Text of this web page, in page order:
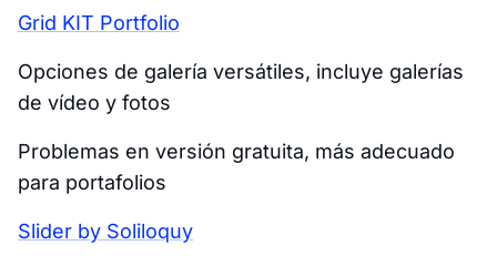
Grid KIT Portfolio
Opciones de galería versátiles, incluye galerías
de vídeo y fotos
Problemas en versión gratuita, más adecuado
para portafolios
Slider by Soliloquy